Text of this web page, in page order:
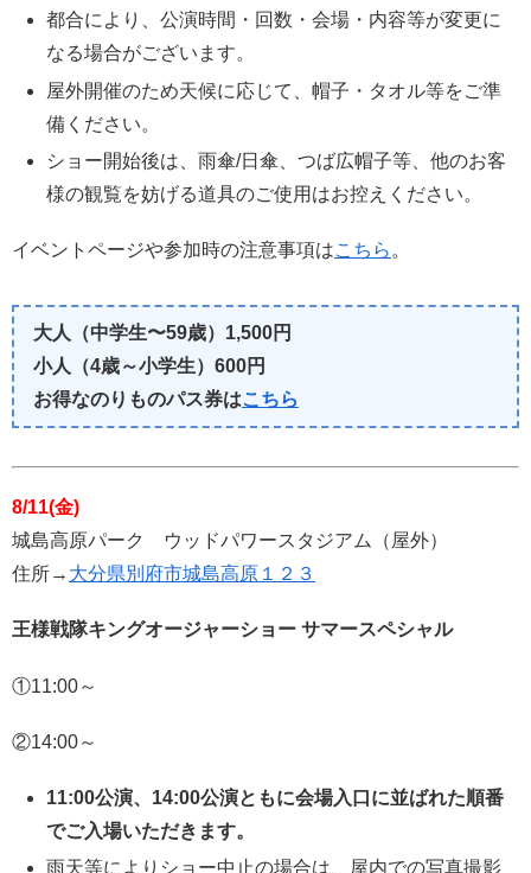
都合により、公演時間・回数・会場・内容等が変更に
なる場合がございます。
屋外開催のため天候に応じて、帽子・タオル等をご準
備ください。
ショー開始後は、雨傘/日傘、つば広帽子等、他のお客
様の観覧を妨げる道具のご使用はお控えください。
イベントページや参加時の注意事項はこちら 。
大人（中学生〜59歳）1,500円
小人（4歳～小学生）600円
お得なのりものパス券はこちら
8/11(金)
城島高原パーク ウッドパワースタジアム（屋外）
住所→ 大分県別府市城島高原１２３
王様戦隊キングオージャーショー サマースペシャル
①11:00～
②14:00～
11:00公演、14:00公演ともに会場入口に並ばれた順番
でご入場いただきます。
雨天等によりショー中止の場合は、屋内での写真撮影